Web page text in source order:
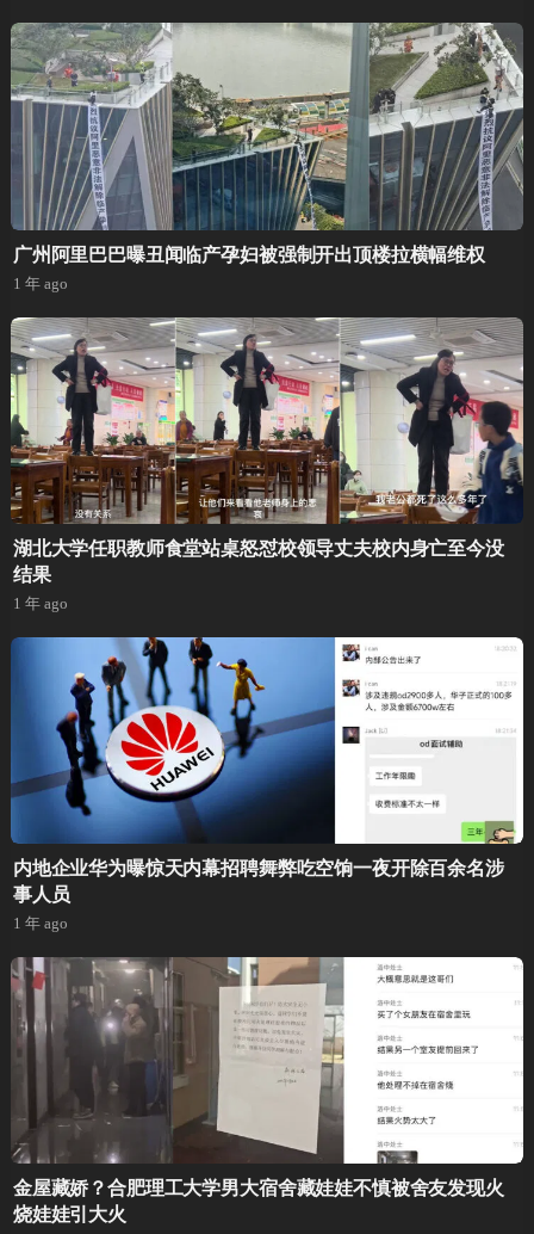
广州阿里巴巴曝丑闻临产孕妇被强制开出顶楼拉横幅维权
1 年 ago
湖北大学任职教师食堂站桌怒怼校领导丈夫校内身亡至今没
结果
1 年 ago
内地企业华为曝惊天内幕招聘舞弊吃空饷一夜开除百余名涉
事人员
1 年 ago
金屋藏娇？合肥理工大学男大宿舍藏娃娃不慎被舍友发现火
烧娃娃引大火